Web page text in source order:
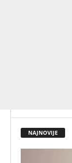
NAJNOVIJE